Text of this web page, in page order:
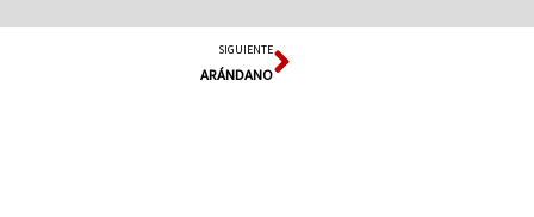
SIGUIENTE
ARÁNDANOSiguiente